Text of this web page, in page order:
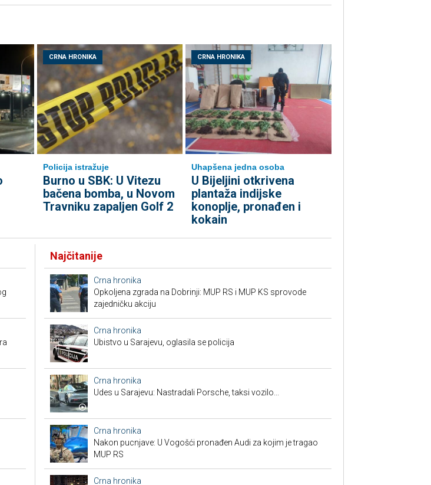
CRNA HRONIKA
Policija istražuje
Burno u SBK: U Vitezu
bačena bomba, u Novom
Travniku zapaljen Golf 2
CRNA HRONIKA
Uhapšena jedna osoba
​U Bijeljini otkrivena
plantaža indijske
konoplje, pronađen i
kokain
Najčitanije
Crna hronika
Opkoljena zgrada na Dobrinji: MUP RS i MUP KS sprovode
zajedničku akciju
Crna hronika
Ubistvo u Sarajevu, oglasila se policija
Crna hronika
Udes u Sarajevu: Nastradali Porsche, taksi vozilo...
Crna hronika
Nakon pucnjave: U Vogošći pronađen Audi za kojim je tragao
MUP RS
Crna hronika